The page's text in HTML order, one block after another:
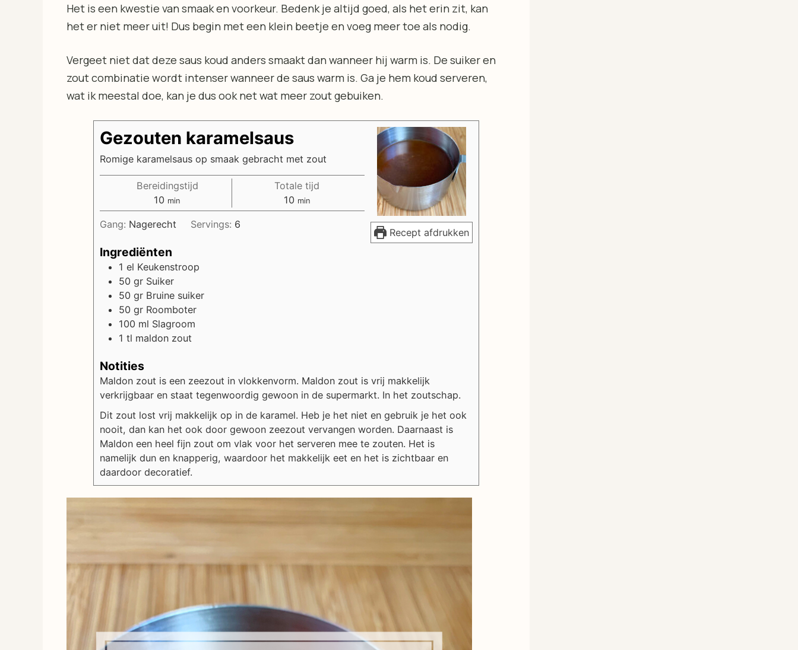
Het is een kwestie van smaak en voorkeur. Bedenk je altijd goed, als het erin zit, kan
het er niet meer uit! Dus begin met een klein beetje en voeg meer toe als nodig.
Vergeet niet dat deze saus koud anders smaakt dan wanneer hij warm is. De suiker en
zout combinatie wordt intenser wanneer de saus warm is. Ga je hem koud serveren,
wat ik meestal doe, kan je dus ook net wat meer zout gebuiken.
Recept afdrukken
Gezouten karamelsaus
Romige karamelsaus op smaak gebracht met zout
Bereidingstijd
10 minuten
min
Totale tijd
10minuten
min
Gang: Nagerecht Servings: 6
Ingrediënten
1 el Keukenstroop
50 gr Suiker
50 gr Bruine suiker
50 gr Roomboter
100 ml Slagroom
1 tl maldon zout
Notities
Maldon zout is een zeezout in vlokkenvorm. Maldon zout is vrij makkelijk
verkrijgbaar en staat tegenwoordig gewoon in de supermarkt. In het zoutschap.
Dit zout lost vrij makkelijk op in de karamel. Heb je het niet en gebruik je het ook
nooit, dan kan het ook door gewoon zeezout vervangen worden. Daarnaast is
Maldon een heel fijn zout om vlak voor het serveren mee te zouten. Het is
namelijk dun en knapperig, waardoor het makkelijk eet en het is zichtbaar en
daardoor decoratief.